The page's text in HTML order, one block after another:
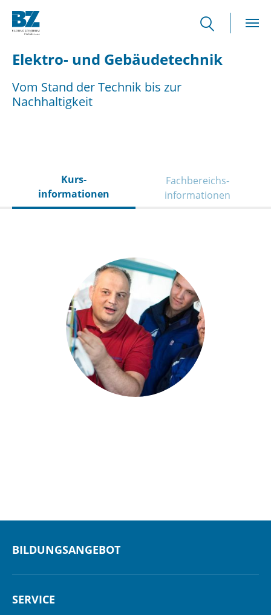
Elektro- und Gebäudetechnik
Vom Stand der Technik bis zur
Nachhaltigkeit
Kurs­
informationen
Fachbereichs­
informationen
BILDUNGSANGEBOT
SERVICE